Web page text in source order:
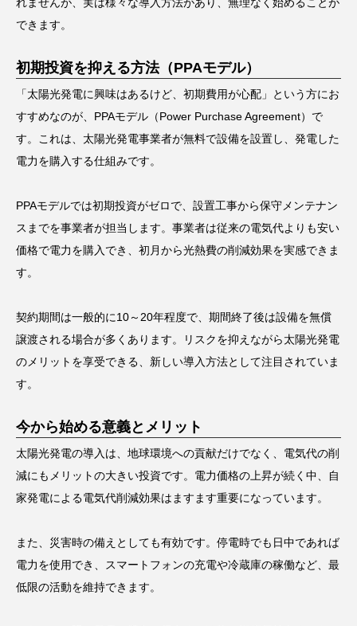
れませんが、実は様々な導入方法があり、無理なく始めることが
できます。
初期投資を抑える方法（PPAモデル）
「太陽光発電に興味はあるけど、初期費用が心配」という方にお
すすめなのが、PPAモデル（Power Purchase Agreement）で
す。これは、太陽光発電事業者が無料で設備を設置し、発電した
電力を購入する仕組みです。
PPAモデルでは初期投資がゼロで、設置工事から保守メンテナン
スまでを事業者が担当します。事業者は従来の電気代よりも安い
価格で電力を購入でき、初月から光熱費の削減効果を実感できま
す。
契約期間は一般的に10～20年程度で、期間終了後は設備を無償
譲渡される場合が多くあります。リスクを抑えながら太陽光発電
のメリットを享受できる、新しい導入方法として注目されていま
す。
今から始める意義とメリット
太陽光発電の導入は、地球環境への貢献だけでなく、電気代の削
減にもメリットの大きい投資です。電力価格の上昇が続く中、自
家発電による電気代削減効果はますます重要になっています。
また、災害時の備えとしても有効です。停電時でも日中であれば
電力を使用でき、スマートフォンの充電や冷蔵庫の稼働など、最
低限の活動を維持できます。